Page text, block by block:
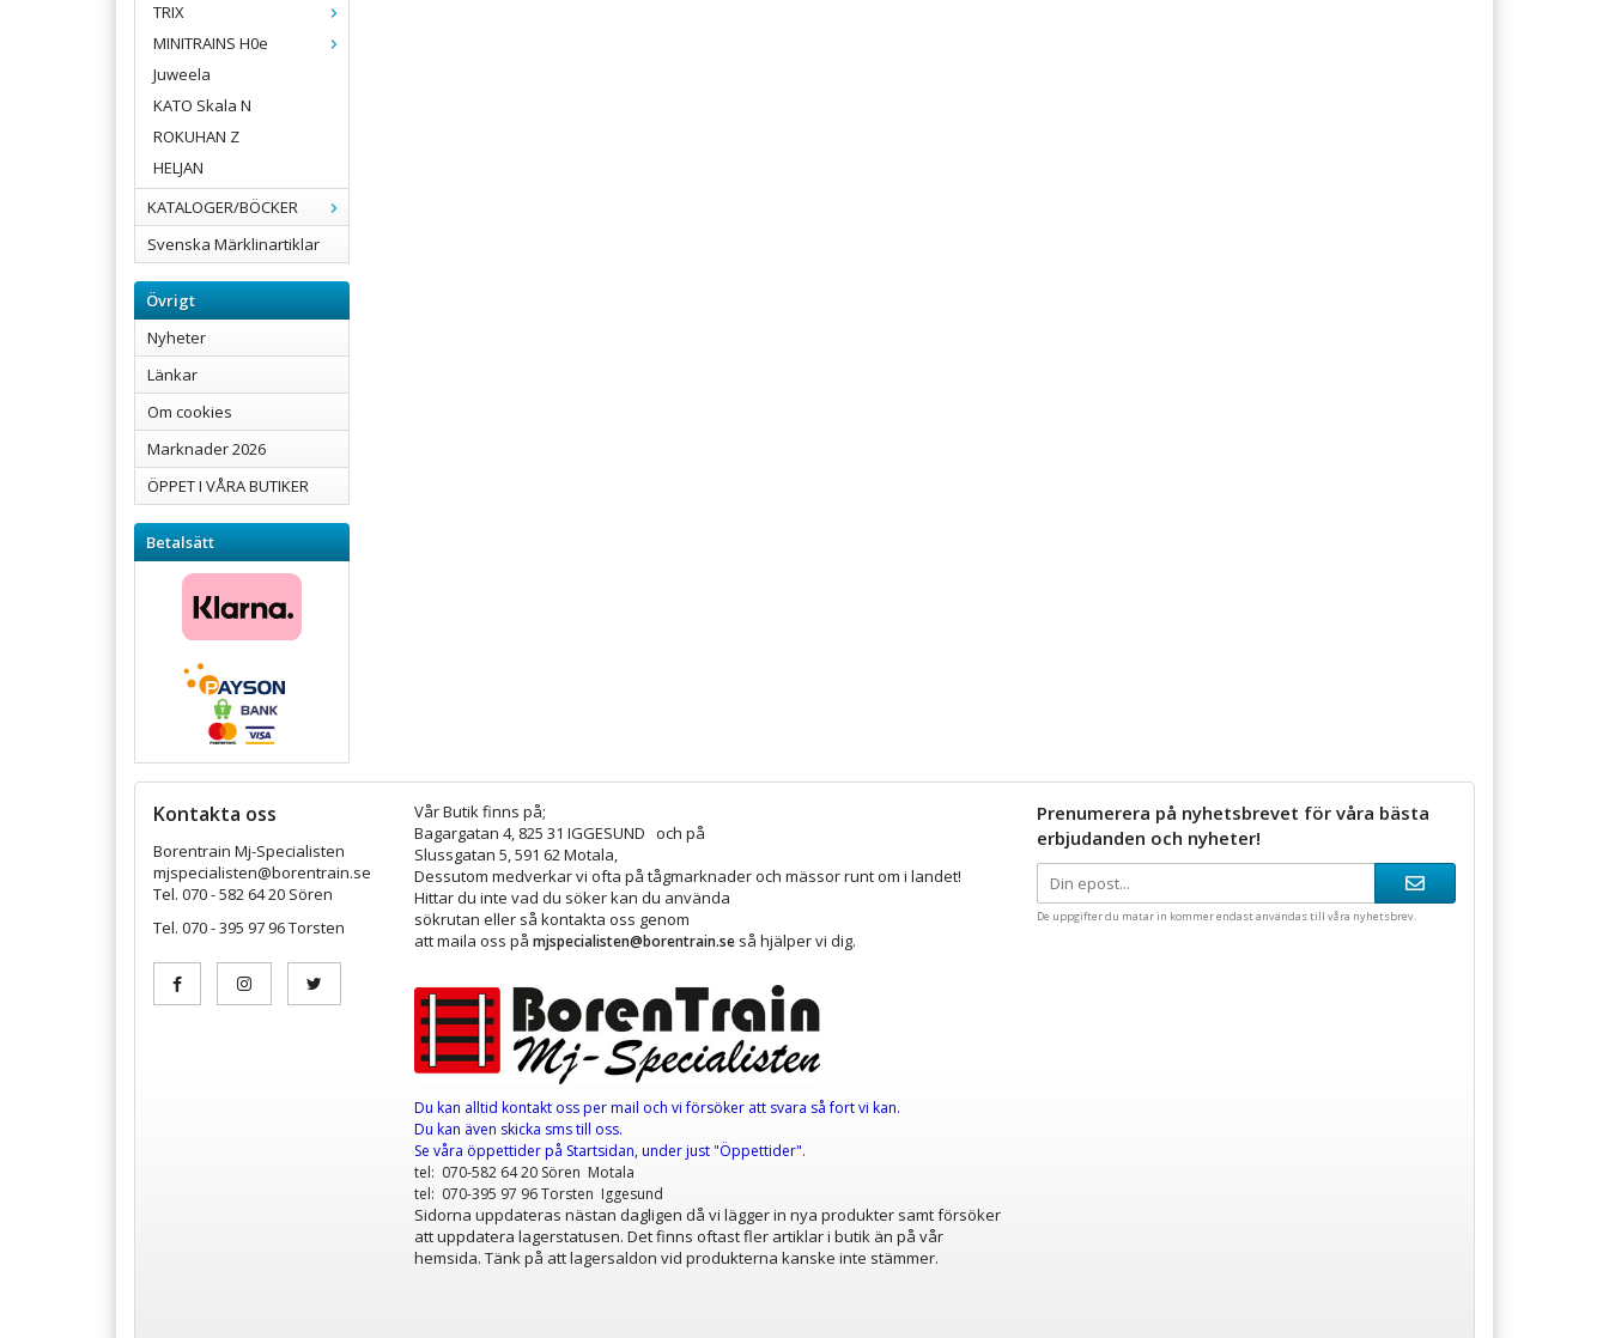
TRIX
MINITRAINS H0e
Juweela
KATO Skala N
ROKUHAN Z
HELJAN
KATALOGER/BÖCKER
Svenska Märklinartiklar
Övrigt
Nyheter
Länkar
Om cookies
Marknader 2026
ÖPPET I VÅRA BUTIKER
Betalsätt
Kontakta oss
Borentrain Mj-Specialisten
mjspecialisten@borentrain.se
Tel. 070 - 582 64 20 Sören
Tel. 070 - 395 97 96 Torsten
Vår Butik finns på;
Bagargatan 4, 825 31 IGGESUND och på
Slussgatan 5, 591 62 Motala,
Dessutom medverkar vi ofta på tågmarknader och mässor runt om i landet!
Hittar du inte vad du söker kan du använda
sökrutan eller så kontakta oss genom
att maila oss på mjspecialisten@borentrain.se så hjälper vi dig.
Du kan alltid kontakt oss per mail och vi försöker att svara så fort vi kan.
Du kan även skicka sms till oss.
Se våra öppettiderpå Startsidan, under just "Öppettider".
tel: 070-582 64 20 Sören Motala
tel: 070-395 97 96 Torsten Iggesund
Sidorna uppdateras nästan dagligen då vi lägger in nya produkter samt försöker
att uppdatera lagerstatusen. Det finns oftast fler artiklar i butik än på vår
hemsida. Tänk på att lagersaldon vid produkterna kanske inte stämmer.
Prenumerera på nyhetsbrevet för våra bästa
erbjudanden och nyheter!
De uppgifter du matar in kommer endast användas till våra nyhetsbrev.